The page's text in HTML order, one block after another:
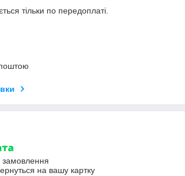
тільки по передоплаті.
замовлення
на вашу картку